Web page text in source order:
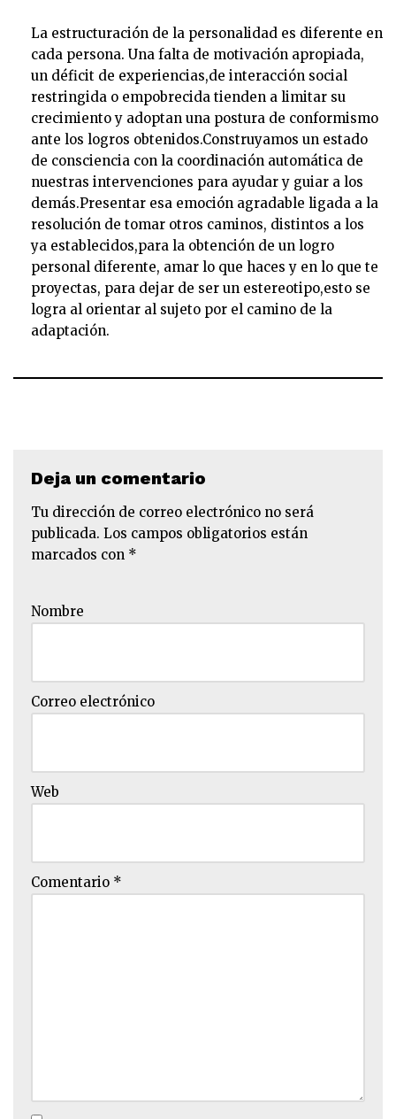
La estructuración de la personalidad es diferente en
cada persona. Una falta de motivación apropiada,
un déficit de experiencias,de interacción social
restringida o empobrecida tienden a limitar su
crecimiento y adoptan una postura de conformismo
ante los logros obtenidos.Construyamos un estado
de consciencia con la coordinación automática de
nuestras intervenciones para ayudar y guiar a los
demás.Presentar esa emoción agradable ligada a la
resolución de tomar otros caminos, distintos a los
ya establecidos,para la obtención de un logro
personal diferente, amar lo que haces y en lo que te
proyectas, para dejar de ser un estereotipo,esto se
logra al orientar al sujeto por el camino de la
adaptación.
Deja un comentario
Tu dirección de correo electrónico no será
publicada. Los campos obligatorios están
marcados con *
Nombre
Correo electrónico
Web
Comentario *